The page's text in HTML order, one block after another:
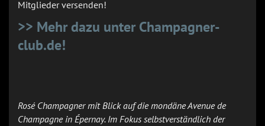
Mitglieder versenden!
>> Mehr dazu unter Champagner-
club.de!
Rosé Champagner mit Blick auf die mondäne Avenue de
Champagne in Épernay. Im Fokus selbstverständlich der